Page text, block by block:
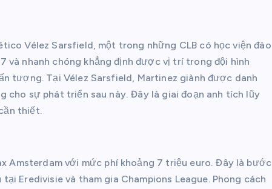
Vélez Sarsfield, một trong những CLB có học viện đào
và nhanh chóng khẳng định được vị trí trong đội hình
tượng. Tại Vélez Sarsfield, Martinez giành được danh
cho sự phát triển sau này. Đây là giai đoạn anh tích lũy
thiết.
Amsterdam với mức phí khoảng 7 triệu euro. Đây là bước
Eredivisie và tham gia Champions League. Phong cách